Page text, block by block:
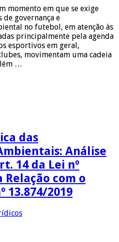
momento em que se exige
de governança e
no futebol, em atenção às
principalmente pela agenda
esportivos em geral,
movimentam uma cadeia
…
das
Análise
14 da Lei nº
Relação com o
13.874/2019